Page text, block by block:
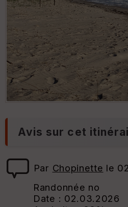
Avis sur cet
Par Chopinette le
Randonnée no
Date : 02.03.2026